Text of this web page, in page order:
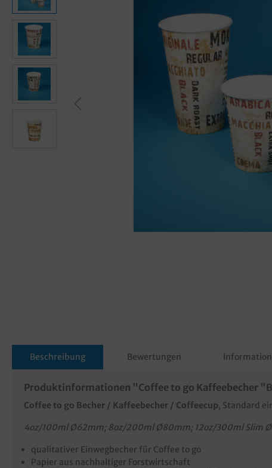
Beschreibung Bewertungen
Produktinformationen "Coffee to go Kaffeebecher
Coffee to go Becher / Kaffeebecher / Coffeecup , Standard
4oz/100ml Ø62mm; 8oz/200ml Ø80mm; 12oz/300ml
qualitativer Einwegbecher für Coffee to go
Papier aus nachhaltiger Forstwirtschaft